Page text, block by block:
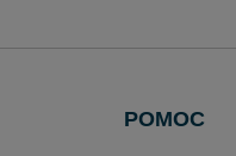
POMOC